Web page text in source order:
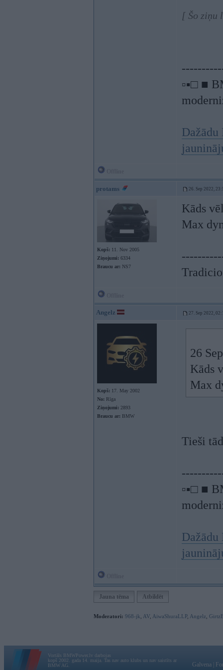
[ Šo ziņu
▫▪□ ■
protams 26. Sep 2022,
Kopš: 11. Nov 2005
Ziņojumi: 6334
Braucu ar: NS7
Kāds
Max
Angelz 27. Sep 2022,
Kopš: 17. May 2002
No: Rīga
Ziņojumi: 2893
Braucu ar: BMW
26
Kāds
Max
Tieši
▫▪□ ■
Jauna tēma Atbildēt
Moderatori: 968-jk AV AiwaShuraLLP, Angelz
Vortāls BMWPower.lv darbojas
kopš 2002. gada 14. maija. Tas nav auto klubs un nav saistīts ar
BMW AG.
Galvena